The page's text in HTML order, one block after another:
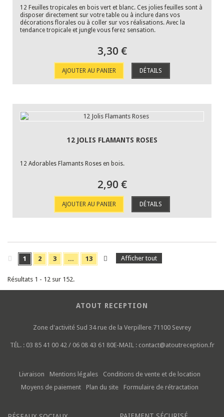
12 Feuilles tropicales en bois vert et blanc. Ces jolies feuilles sont à
disposer directement sur votre table ou à inclure dans vos
décorations florales ou à coller sur vos réalisations. Avec la
tendance tropicale et jungle vous ferez sensation.
3,30 €
AJOUTER AU PANIER DÉTAILS
12 JOLIS FLAMANTS ROSES
12 Adorables Flamants Roses en bois.
2,90 €
AJOUTER AU PANIER DÉTAILS
Afficher tout
1 2 3 ... 13
Résultats 1 - 12 sur 152.
ATOUT RECEPTION
Zone d'activité Sud 34 rue de la Verpillere 71100 Sevrey
TÉL. : 03 85 41 00 42 / 06 08 43 61 80E-MAIL : contact@atoutreception.fr
Livraison Mentions légales
Conditions de vente et de location
Moyens de paiement
Plan du site Formulaire de rétractation